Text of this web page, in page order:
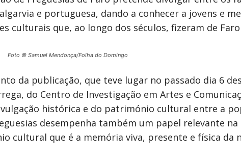
e portuguesa, dando a conhecer a jovens e
culturais que, ao longo dos séculos, fizeram de
Foto © Samuel Mendonça/Folha do Domingo
da publicação, que teve lugar no passado dia 6
do Centro de Investigação em Artes e
histórica e do património cultural entre a
desempenha também um papel relevante
cultural que é a memória viva, presente e física da